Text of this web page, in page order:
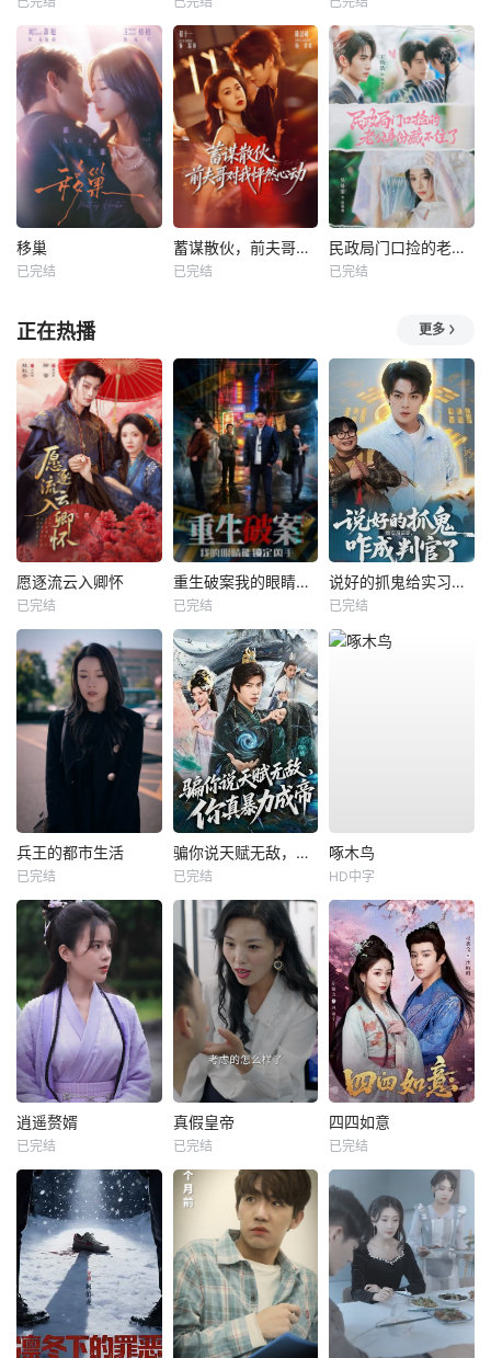
移巢
已完结
蓄谋散伙，前夫哥对我怦然心动
已完结
民政局门口捡的老公身份藏不住了
已完结
正在热播 更多
愿逐流云入卿怀
已完结
重生破案我的眼睛能锁定凶手
已完结
说好的抓鬼给实习证明，咋成判官了
已完结
兵王的都市生活
已完结
骗你说天赋无敌，你真暴力成帝
已完结
啄木鸟
HD中字
逍遥赘婿
已完结
真假皇帝
已完结
四四如意
已完结